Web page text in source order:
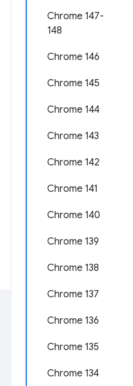
Chrome 147-
148
Chrome 146
Chrome 145
Chrome 144
Chrome 143
Chrome 142
Chrome 141
Chrome 140
Chrome 139
Chrome 138
Chrome 137
Chrome 136
Chrome 135
Chrome 134